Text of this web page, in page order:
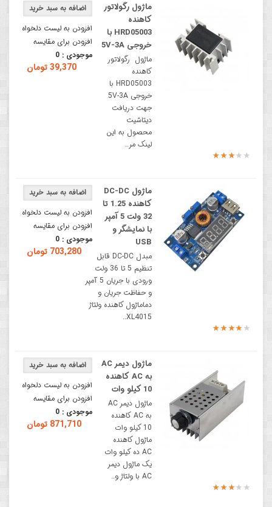
افزودن به لیست دلخواه
افزودن برای مقایسه
موجودی : 0
39,370 تومان
ماژول رگولاتور
کاهنده
HRD05003 با
خروجی 5V-3A
ماژول رگولاتور
کاهنده
HRD05003 با
خروجی 5V-3A
جهت دریافت
دیتاشیت
محصول به این
لینک مر..
افزودن به لیست دلخواه
افزودن برای مقایسه
موجودی : 0
703,280 تومان
ماژول DC-DC
کاهنده 1.25 تا
32 ولت 5 آمپر
با نمایشگر و
USB
مبدل DC-DC قابل
تنظیم 5 تا 36 ولت
ورودی با جریان 5 آمپر
و حفاظت جریان و
دماماژول کاهنده ولتاژ
XL4015..
افزودن به لیست دلخواه
افزودن برای مقایسه
موجودی : 0
871,710 تومان
ماژول دیمر AC
به AC کاهنده
10 کیلو وات
ماژول دیمر AC
به AC کاهنده
10 کیلو وات
ماژول کاهنده
AC ده کیلو وات
یک ماژول دیمر
AC با ولتاژ و..